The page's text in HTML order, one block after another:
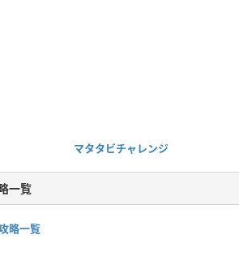
マタタビチャレンジ
一覧
略一覧